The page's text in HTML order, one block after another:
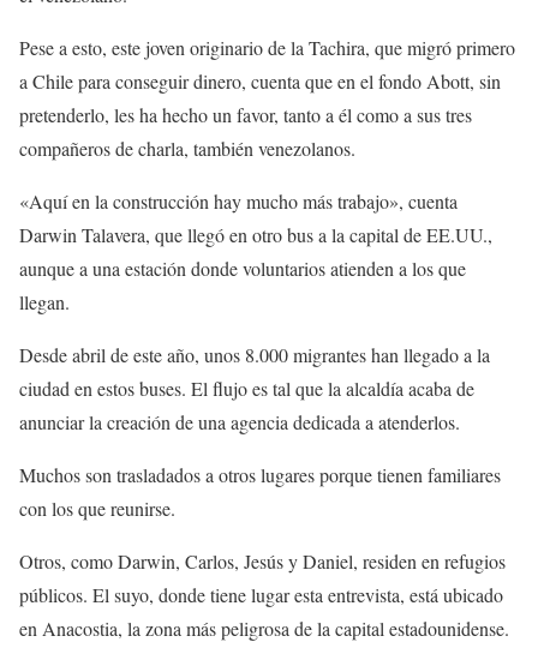
Pese a esto, este joven originario de la Tachira, que migró primero
a Chile para conseguir dinero, cuenta que en el fondo Abott, sin
pretenderlo, les ha hecho un favor, tanto a él como a sus tres
compañeros de charla, también venezolanos.
«Aquí en la construcción hay mucho más trabajo», cuenta
Darwin Talavera, que llegó en otro bus a la capital de EE.UU.,
aunque a una estación donde voluntarios atienden a los que
llegan.
Desde abril de este año, unos 8.000 migrantes han llegado a la
ciudad en estos buses. El flujo es tal que la alcaldía acaba de
anunciar la creación de una agencia dedicada a atenderlos.
Muchos son trasladados a otros lugares porque tienen familiares
con los que reunirse.
Otros, como Darwin, Carlos, Jesús y Daniel, residen en refugios
públicos. El suyo, donde tiene lugar esta entrevista, está ubicado
en Anacostia, la zona más peligrosa de la capital estadounidense.